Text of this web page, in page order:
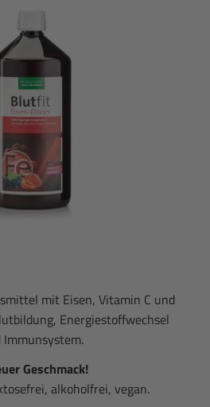
mit Eisen, Vitamin C und
Energiestoffwechsel
Immunsystem.
Geschmack!
alkoholfrei, vegan.